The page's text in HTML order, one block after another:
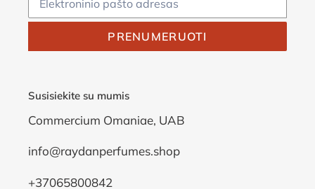
PRENUMERUOTI
Susisiekite su mumis
Commercium Omaniae, UAB
info@raydanperfumes.shop
+37065800842